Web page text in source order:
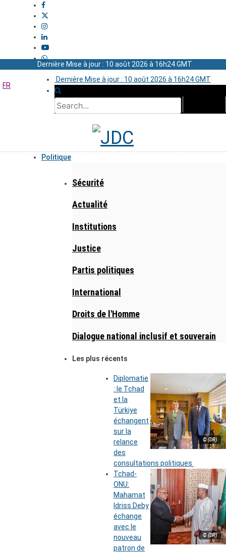
Dernière Mise à jour : 10 août 2026 à 16h24 GMT
Dernière Mise à jour : 10 août 2026 à 16h24 GMT
FR
Politique
Sécurité
Actualité
Institutions
Justice
Partis politiques
International
Droits de l'Homme
Dialogue national inclusif et souverain
Les plus récents
© (DR)
Diplomatie
: le Tchad
et la
Türkiye
échangent
sur la
relance
des
consultations politiques
© (DR)
Tchad-
ONU:
Mahamat
Idriss Deby
échange
avec le
nouveau
patron de